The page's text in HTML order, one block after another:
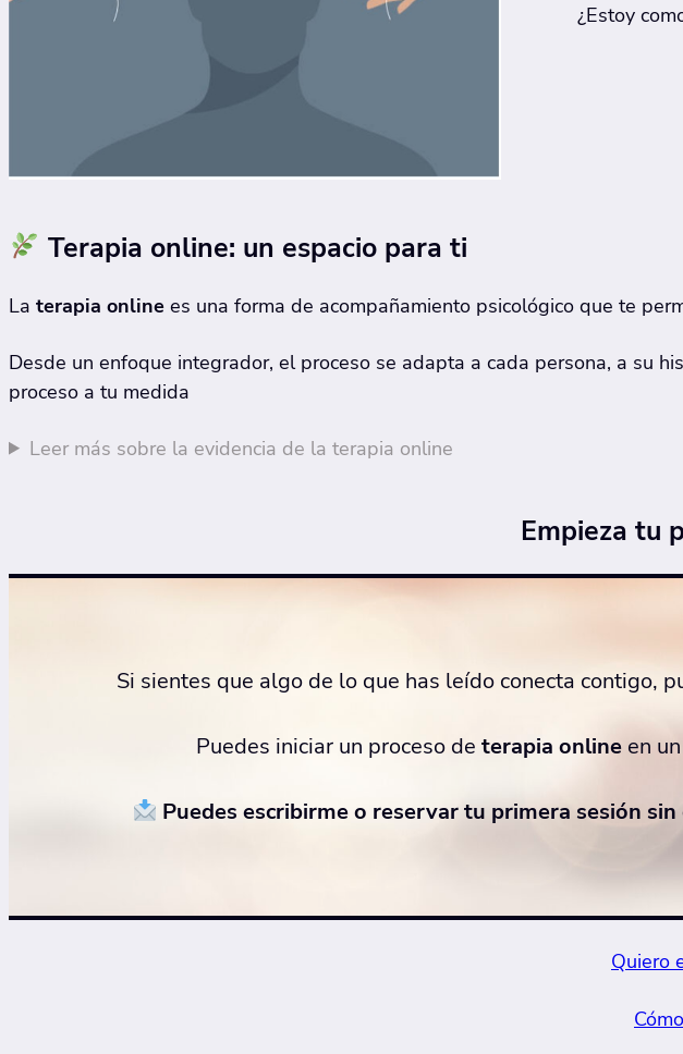
¿Estoy
Terapia online: un espacio para ti
La terapia online es una forma de acompañamiento psicológico que te
Desde un enfoque integrador, el proceso se adapta a cada persona, a su
proceso a tu medida
Leer más sobre la evidencia de la terapia online
Empieza tu
Si sientes que algo de lo que has leído conecta contigo,
Puedes iniciar un proceso de terapia onlineen un
Puedes escribirme o reservar tu primera sesión
Quiero